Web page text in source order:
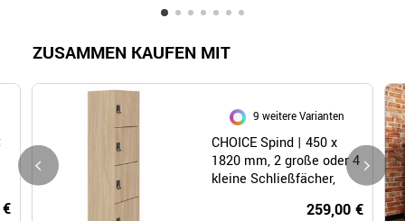
ZUSAMMEN KAUFEN MIT
9 weitere Varianten
CHOICE Spind | 450 x
1820 mm, 2 große oder 4
kleine Schließfächer,
259,00 €